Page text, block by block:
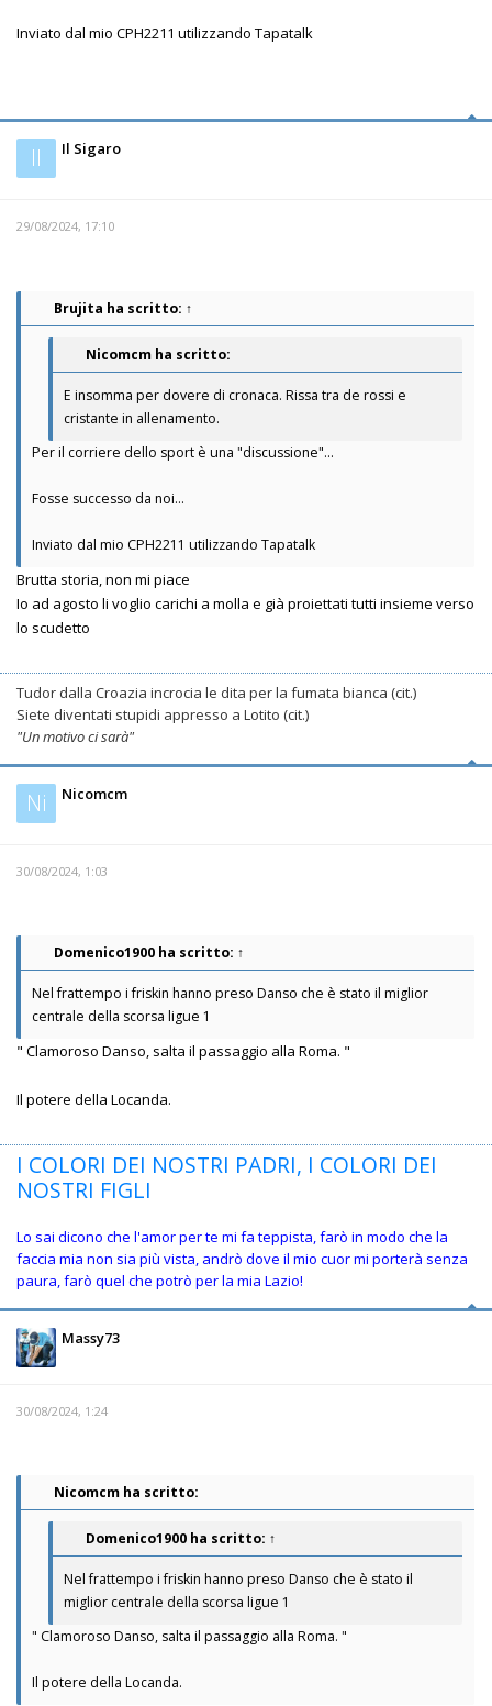
Inviato dal mio CPH2211 utilizzando Tapatalk
Il Il Sigaro
29/08/2024, 17:10
Brujita ha scritto: ↑
Nicomcm ha scritto:
E insomma per dovere di cronaca. Rissa tra de rossi e
cristante in allenamento.
Per il corriere dello sport è una "discussione"...
Fosse successo da noi...
Inviato dal mio CPH2211 utilizzando Tapatalk
Brutta storia, non mi piace
Io ad agosto li voglio carichi a molla e già proiettati tutti insieme verso
lo scudetto
Tudor dalla Croazia incrocia le dita per la fumata bianca (cit.)
Siete diventati stupidi appresso a Lotito (cit.)
"Un motivo ci sarà"
Ni Nicomcm
30/08/2024, 1:03
Domenico1900 ha scritto: ↑
Nel frattempo i friskin hanno preso Danso che è stato il miglior
centrale della scorsa ligue 1
" Clamoroso Danso, salta il passaggio alla Roma. "
Il potere della Locanda.
I COLORI DEI NOSTRI PADRI, I COLORI DEI
NOSTRI FIGLI
Lo sai dicono che l'amor per te mi fa teppista, farò in modo che la
faccia mia non sia più vista, andrò dove il mio cuor mi porterà senza
paura, farò quel che potrò per la mia Lazio!
Massy73
30/08/2024, 1:24
Nicomcm ha scritto:
Domenico1900 ha scritto: ↑
Nel frattempo i friskin hanno preso Danso che è stato il
miglior centrale della scorsa ligue 1
" Clamoroso Danso, salta il passaggio alla Roma. "
Il potere della Locanda.